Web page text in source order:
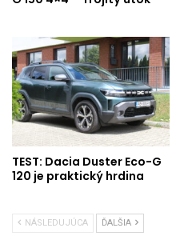
TEST: Dacia Duster Eco-G
120 je praktický hrdina
NÁSLEDUJÚCA ĎALŠIA